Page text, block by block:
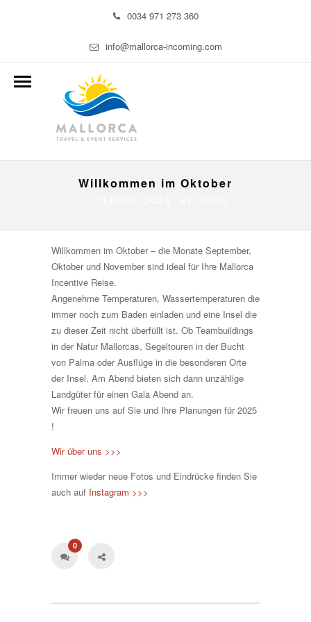
0034 971 273 360
info@mallorca-incoming.com
Willkommen im Oktober
Willkommen im Oktober – die Monate September,
Oktober und November sind ideal für Ihre Mallorca
Incentive Reise.
Angenehme Temperaturen, Wassertemperaturen die
immer noch zum Baden einladen und eine Insel die
zu dieser Zeit nicht überfüllt ist. Ob Teambuildings
in der Natur Mallorcas, Segeltouren in der Bucht
von Palma oder Ausflüge in die besonderen Orte
der Insel. Am Abend bieten sich dann unzählige
Landgüter für einen Gala Abend an.
Wir freuen uns auf Sie und Ihre Planungen für 2025
!
Wir über uns >>>
Immer wieder neue Fotos und Eindrücke finden Sie
auch auf Instagram >>>
0